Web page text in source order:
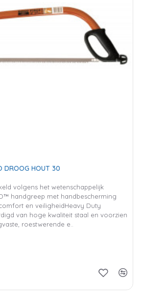
DROOG HOUT 30
volgens het wetenschappelijk
handgreep met handbescherming
en veiligheidHeavy Duty
van hoge kwaliteit staal en voorzien
roestwerende e..